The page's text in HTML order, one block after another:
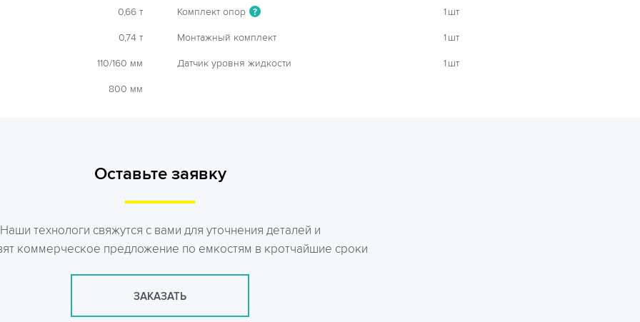
0,66 т
0,74 т
110/160 мм
800 мм
Комплект опор ? 1шт
Монтажный комплект 1шт
Датчик уровня жидкости 1шт
Оставьте заявку
Наши технологи свяжутся с вами для уточнения деталей и
коммерческое предложение по емкостям в кротчайшие сроки
ЗАКАЗАТЬ